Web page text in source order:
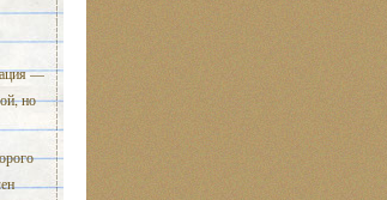
—
но